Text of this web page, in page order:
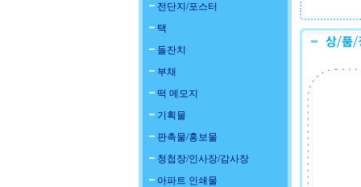
전단지/포스터
택
돌잔치
부채
떡 메모지
기획물
판촉물/홍보물
청첩장/인사장/감사장
아파트 인쇄물